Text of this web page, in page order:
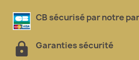
CB sécurisé par notre
Garanties sécurité